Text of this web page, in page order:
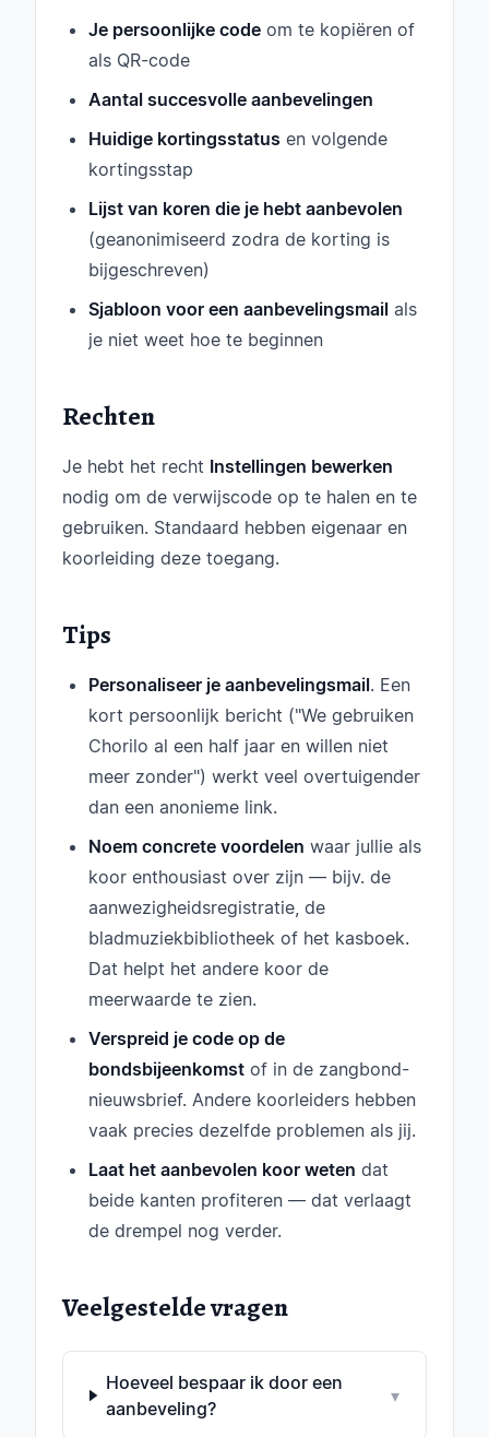
Je persoonlijke code om te kopiëren of
als QR-code
Aantal succesvolle aanbevelingen
Huidige kortingsstatus en volgende
kortingsstap
Lijst van koren die je hebt aanbevolen
(geanonimiseerd zodra de korting is
bijgeschreven)
Sjabloon voor een aanbevelingsmail als
je niet weet hoe te beginnen
Rechten
Je hebt het recht Instellingen bewerken
nodig om de verwijscode op te halen en te
gebruiken. Standaard hebben eigenaar en
koorleiding deze toegang.
Tips
Personaliseer je aanbevelingsmail. Een
kort persoonlijk bericht ("We gebruiken
Chorilo al een half jaar en willen niet
meer zonder") werkt veel overtuigender
dan een anonieme link.
Noem concrete voordelen waar jullie als
koor enthousiast over zijn — bijv. de
aanwezigheidsregistratie, de
bladmuziekbibliotheek of het kasboek.
Dat helpt het andere koor de
meerwaarde te zien.
Verspreid je code op de
bondsbijeenkomst of in de zangbond-
nieuwsbrief. Andere koorleiders hebben
vaak precies dezelfde problemen als jij.
Laat het aanbevolen koor weten dat
beide kanten profiteren — dat verlaagt
de drempel nog verder.
Veelgestelde vragen
Hoeveel bespaar ik door een
aanbeveling?
▾